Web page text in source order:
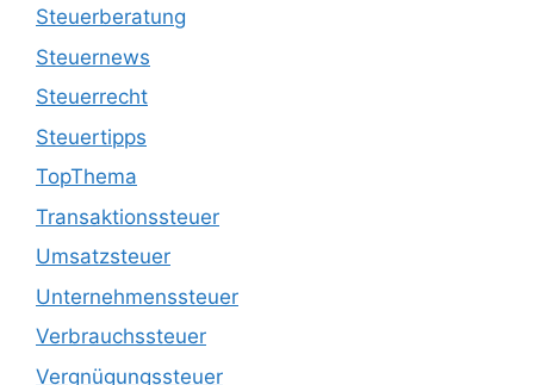
Steuerberatung
Steuernews
Steuerrecht
Steuertipps
TopThema
Transaktionssteuer
Umsatzsteuer
Unternehmenssteuer
Verbrauchssteuer
Vergnügungssteuer